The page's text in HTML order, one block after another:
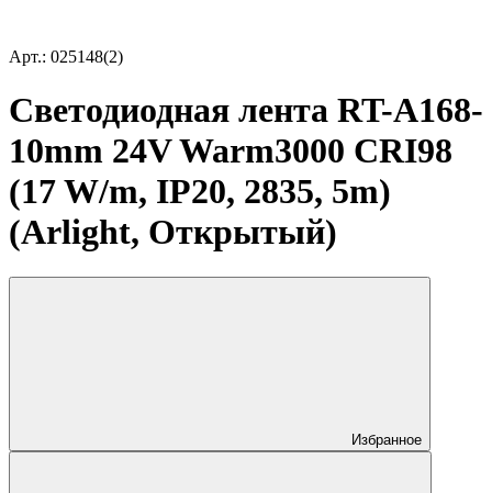
Арт.: 025148(2)
Светодиодная лента RT-A168-
10mm 24V Warm3000 CRI98
(17 W/m, IP20, 2835, 5m)
(Arlight, Открытый)
Избранное